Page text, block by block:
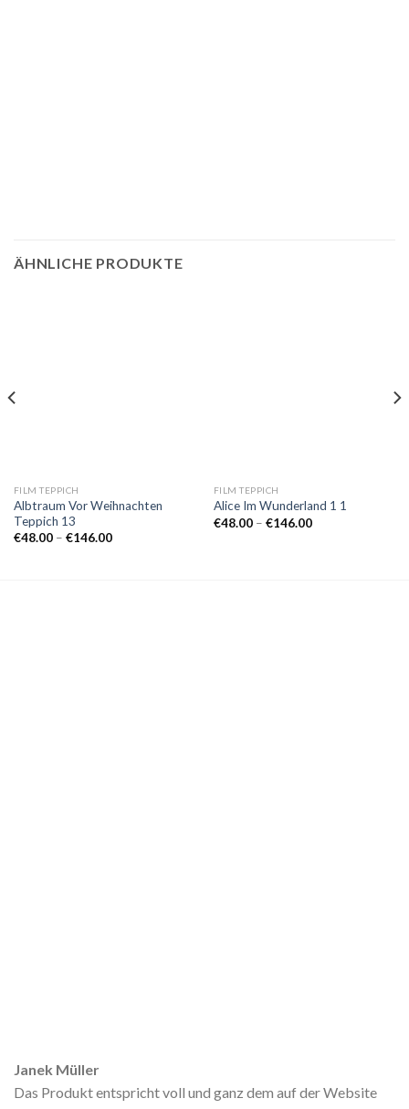
ÄHNLICHE PRODUKTE
FILM TEPPICH
Albtraum Vor Weihnachten
Teppich 13
€48.00 – €146.00Preisspanne:
FILM TEPPICH
Alice Im Wunderland 1 1
€48.00 – €146.00Preisspanne:
Janek Müller
Das Produkt entspricht voll und ganz dem auf der Website